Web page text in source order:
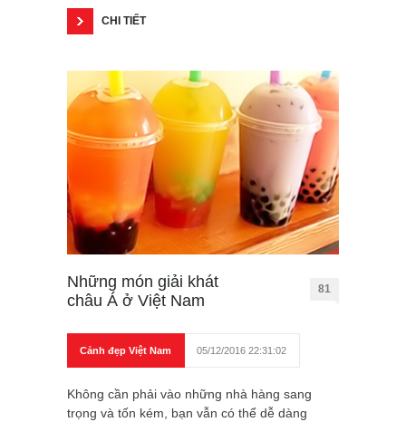
CHI TIẾT
Những món giải khát
châu Á ở Việt Nam
81
Cảnh đẹp Việt Nam 05/12/2016 22:31:02
Không cần phải vào những nhà hàng sang
trọng và tốn kém, bạn vẫn có thể dễ dàng